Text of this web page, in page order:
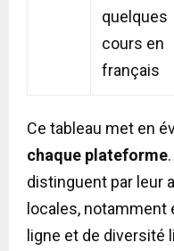
quelques
cours en
français
Ce tableau met en
chaque plateforme
distinguent par leur
locales, notamment
ligne et de diversité